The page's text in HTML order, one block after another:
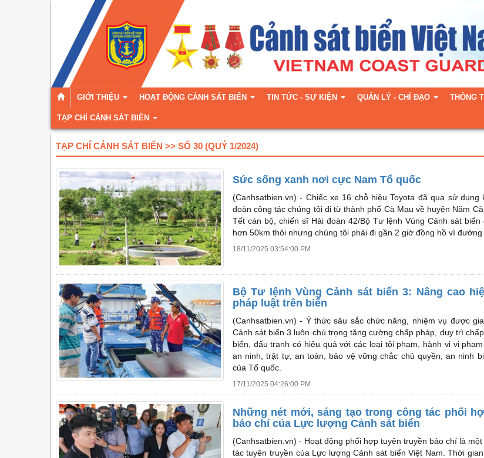
GIỚI THIỆU HOẠT ĐỘNG CẢNH SÁT BIỂN TIN TỨC - SỰ KIỆN QUẢN LÝ - CHỈ ĐẠO THÔNG
TẠP CHÍ CẢNH SÁT BIỂN
TẠP CHÍ CẢNH SÁT BIỂN >> SỐ 30 (QUÝ 1/2024)
Sức sống xanh nơi cực Nam Tổ quốc
(Canhsatbien.vn) - Chiếc xe 16 chỗ hiệu Toyota đã qua sử dụng
đoàn công tác chúng tôi đi từ thành phố Cà Mau về huyện Năm
Tết cán bộ, chiến sĩ Hải đoàn 42/Bộ Tư lệnh Vùng Cảnh sát
hơn 50km thôi nhưng chúng tôi phải đi gần 2 giờ đồng hồ vì đường
18/11/2025 03:54:00 PM
Bộ Tư lệnh Vùng Cảnh sát biển 3: Nâng cao
pháp luật trên biển
(Canhsatbien.vn) - Ý thức sâu sắc chức năng, nhiệm vụ được
Cảnh sát biển 3 luôn chú trọng tăng cường chấp pháp, duy trì
biển, đấu tranh có hiệu quả với các loại tội phạm, hành vi vi
an ninh, trật tự, an toàn, bảo vệ vững chắc chủ quyền, an ninh
của Tổ quốc.
17/11/2025 04:26:00 PM
Những nét mới, sáng tạo trong công tác phối
báo chí của Lực lượng Cảnh sát biển
(Canhsatbien.vn) - Hoạt động phối hợp tuyên truyền báo chí là
tác tuyên truyền của Lực lượng Cảnh sát biển Việt Nam. Thời